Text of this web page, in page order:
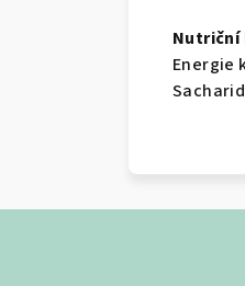
Nutriční
Energie